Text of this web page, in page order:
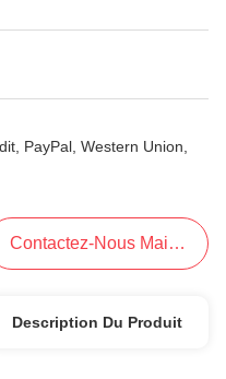
PayPal, Western Union,
Contactez-Nous Maintenant
Description Du Produit